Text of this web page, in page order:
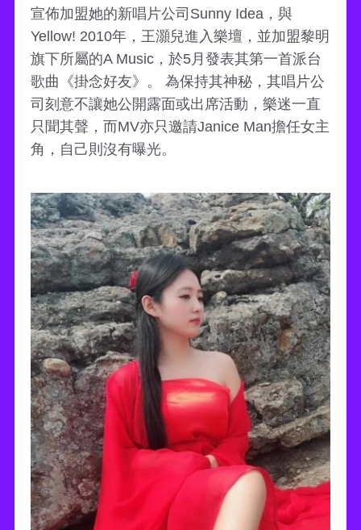
宣佈加盟她的新唱片公司Sunny Idea，與
Yellow! 2010年，王灝兒進入樂壇，並加盟黎明
旗下所屬的A Music，於5月發表其第一首派台
歌曲《掛念好友》。 為保持其神秘，其唱片公
司刻意不讓她公開露面或出席活動，樂迷一直
只聞其聲，而MV亦只邀請Janice Man擔任女主
角，自己則沒有曝光。